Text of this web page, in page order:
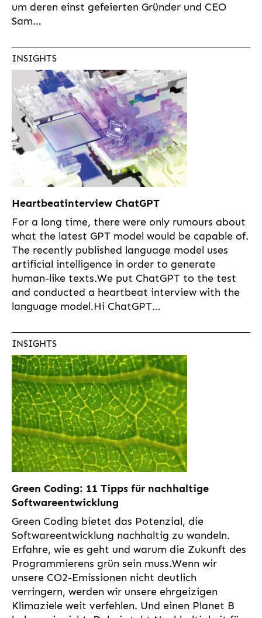
um deren einst gefeierten Gründer und CEO
Sam…
Heartbeatinterview ChatGPT
For a long time, there were only rumours about
what the latest GPT model would be capable of.
The recently published language model uses
artificial intelligence in order to generate
human-like texts.We put ChatGPT to the test
and conducted a heartbeat interview with the
language model.Hi ChatGPT…
INSIGHTS
Green Coding: 11 Tipps für nachhaltige
Softwareentwicklung
Green Coding bietet das Potenzial, die
Softwareentwicklung nachhaltig zu wandeln.
Erfahre, wie es geht und warum die Zukunft des
Programmierens grün sein muss.Wenn wir
unsere CO2-Emissionen nicht deutlich
verringern, werden wir unsere ehrgeizigen
Klimaziele weit verfehlen. Und einen Planet B
INSIGHTS